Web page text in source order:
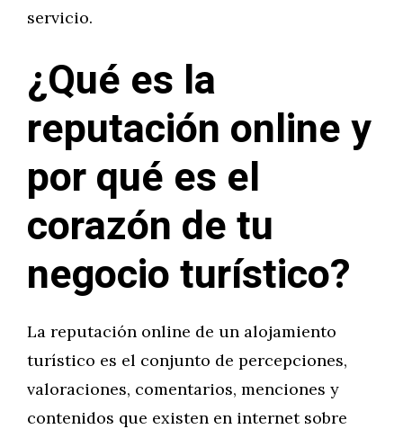
servicio.
¿Qué es la
reputación online y
por qué es el
corazón de tu
negocio turístico?
La reputación online de un alojamiento
turístico es el conjunto de percepciones,
valoraciones, comentarios, menciones y
contenidos que existen en internet sobre